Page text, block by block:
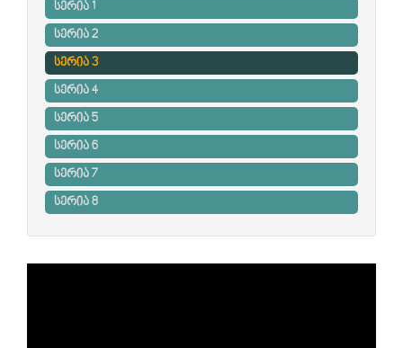
სერია 1
სერია 2
სერია 3
სერია 4
სერია 5
სერია 6
სერია 7
სერია 8